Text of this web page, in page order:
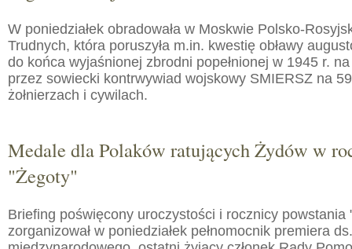
W poniedziałek obradowała w Moskwie Polsko-
Trudnych, która poruszyła m.in. kwestię obławy
do końca wyjaśnionej zbrodni popełnionej w 1945 r.
przez sowiecki kontrwywiad wojskowy SMIERSZ na
żołnierzach i cywilach.
Medale dla Polaków ratujących Żydów w
"Żegoty"
Briefing poświęcony uroczystości i rocznicy powstania
zorganizował w poniedziałek pełnomocnik premiera